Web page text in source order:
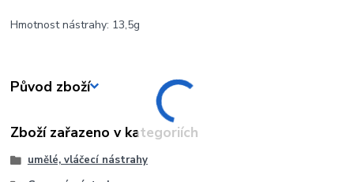
Hmotnost nástrahy: 13,5g
Původ zboží
Zboží zařazeno v kategoriích
umělé, vláčecí nástrahy